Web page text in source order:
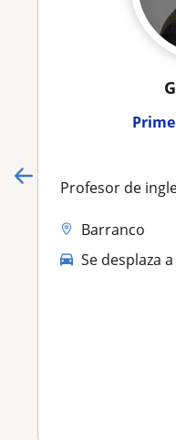
Profesor de ingles clases
Barranco
Se desplaza